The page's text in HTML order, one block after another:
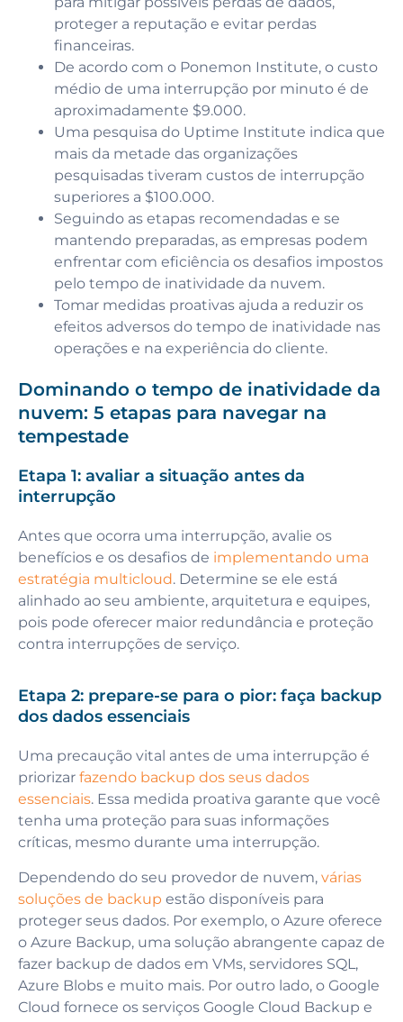
proteger a reputação e evitar perdas
financeiras.
De acordo com o Ponemon Institute, o custo
médio de uma interrupção por minuto é de
aproximadamente $9.000.
Uma pesquisa do Uptime Institute indica que
mais da metade das organizações
pesquisadas tiveram custos de interrupção
superiores a $100.000.
Seguindo as etapas recomendadas e se
mantendo preparadas, as empresas podem
enfrentar com eficiência os desafios impostos
pelo tempo de inatividade da nuvem.
Tomar medidas proativas ajuda a reduzir os
efeitos adversos do tempo de inatividade nas
operações e na experiência do cliente.
Dominando o tempo de inatividade da
nuvem: 5 etapas para navegar na
tempestade
Etapa 1: avaliar a situação antes da
interrupção
Antes que ocorra uma interrupção, avalie os
benefícios e os desafios de implementando uma
estratégia multicloud. Determine se ele está
alinhado ao seu ambiente, arquitetura e equipes,
pois pode oferecer maior redundância e proteção
contra interrupções de serviço.
Etapa 2: prepare-se para o pior: faça backup
dos dados essenciais
Uma precaução vital antes de uma interrupção é
priorizar fazendo backup dos seus dados
essenciais. Essa medida proativa garante que você
tenha uma proteção para suas informações
críticas, mesmo durante uma interrupção.
Dependendo do seu provedor de nuvem, várias
soluções de backup estão disponíveis para
proteger seus dados. Por exemplo, o Azure oferece
o Azure Backup, uma solução abrangente capaz de
fazer backup de dados em VMs, servidores SQL,
Azure Blobs e muito mais. Por outro lado, o Google
Cloud fornece os serviços Google Cloud Backup e